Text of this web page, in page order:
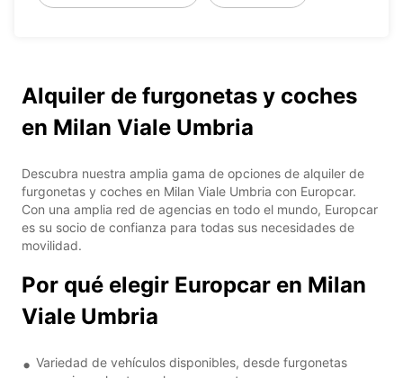
Alquiler de furgonetas y coches
en Milan Viale Umbria
Descubra nuestra amplia gama de opciones de alquiler de
furgonetas y coches en Milan Viale Umbria con Europcar.
Con una amplia red de agencias en todo el mundo, Europcar
es su socio de confianza para todas sus necesidades de
movilidad.
Por qué elegir Europcar en Milan
Viale Umbria
Variedad de vehículos disponibles, desde furgonetas